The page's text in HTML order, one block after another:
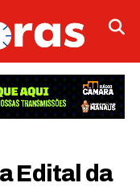
Edital da